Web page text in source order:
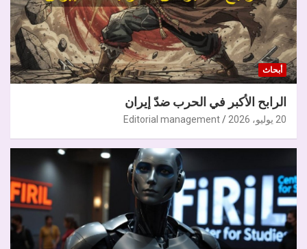
أبحاث
الرابح الأكبر في الحرب ضدّ إيران
20 يوليو، 2026 Editorial management